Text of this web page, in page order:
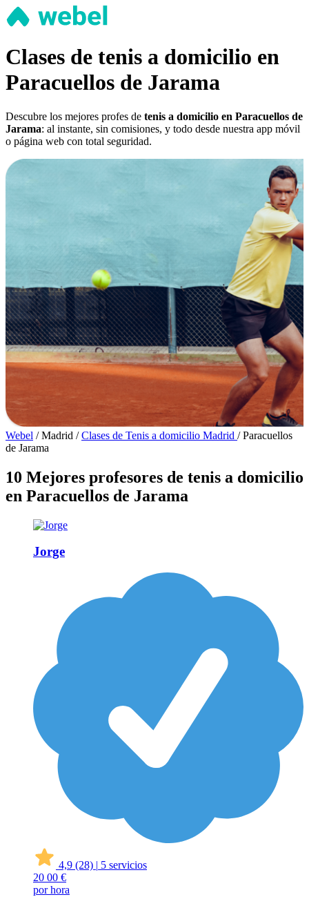
Clases de tenis a domicilio en
Paracuellos de Jarama
Descubre los mejores profes de tenis a domicilio en Paracuellos de
Jarama: al instante, sin comisiones, y todo desde nuestra app móvil
o página web con total seguridad.
Webel / Madrid / Clases de Tenis a domicilio Madrid / Paracuellos
de Jarama
10 Mejores profesores de tenis a domicilio
en Paracuellos de Jarama
Jorge
4,9 (28) | 5 servicios
20 00 €
por hora